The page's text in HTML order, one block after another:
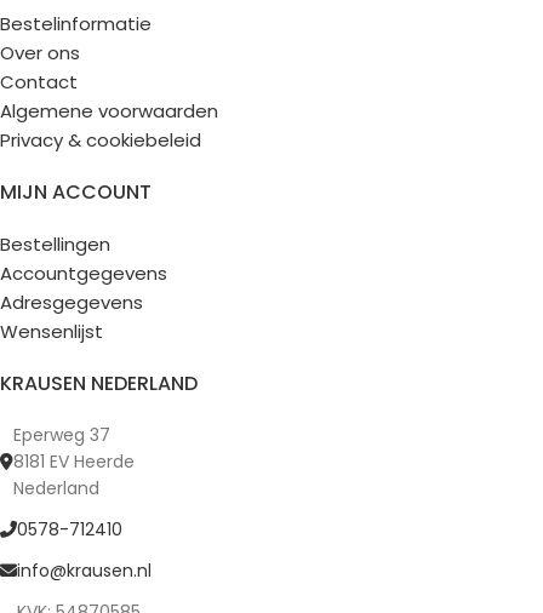
Bestelinformatie
Over ons
Contact
Algemene voorwaarden
Privacy & cookiebeleid
MIJN ACCOUNT
Bestellingen
Accountgegevens
Adresgegevens
Wensenlijst
KRAUSEN NEDERLAND
Eperweg 37
8181 EV Heerde
Nederland
0578-712410
info@krausen.nl